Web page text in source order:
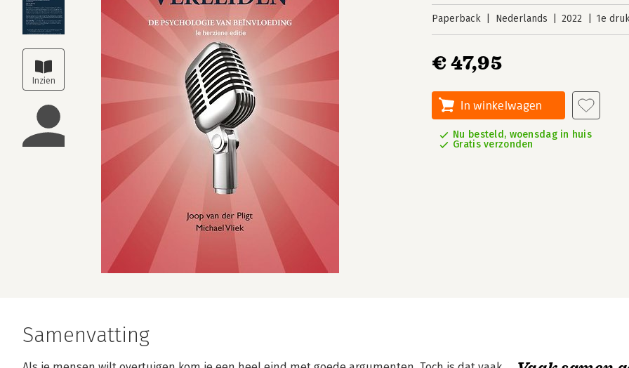
Paperback Nederlands 2022 1e
€ 47,95
In winkelwagen
Nu besteld, woensdag in huis
Gratis verzonden
Samenvatting